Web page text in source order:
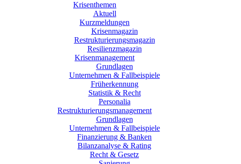
Krisenthemen
Aktuell
Kurzmeldungen
Krisenmagazin
Restrukturierungsmagazin
Resilienzmagazin
Krisenmanagement
Grundlagen
Unternehmen & Fallbeispiele
Früherkennung
Statistik & Recht
Personalia
Restrukturierungsmanagement
Grundlagen
Unternehmen & Fallbeispiele
Finanzierung & Banken
Bilanzanalyse & Rating
Recht & Gesetz